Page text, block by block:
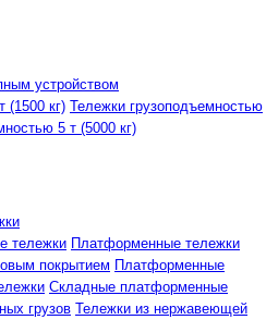
устройством
(1500 кг) Тележки грузоподъемностью
5 т (5000 кг)
тележки Платформенные тележки
покрытием Платформенные
Складные платформенные
грузов Тележки из нержавеющей